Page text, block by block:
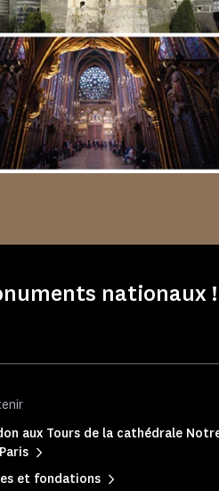
nationaux !
aux Tours de la cathédrale
et fondations